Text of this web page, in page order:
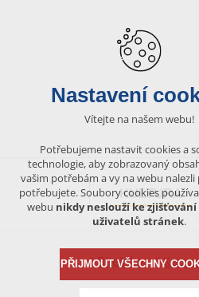
KULTURA
Bítešsko
Nastavení
Vítejte na našem webu!
Potřebujeme nastavit cookies a
technologie, aby zobrazovaný
vašim potřebám a vy na webu nalezli
potřebujete. Soubory cookies
webu nikdy neslouží ke
uživatelů stránek.
PŘIJMOUT VŠECHNY